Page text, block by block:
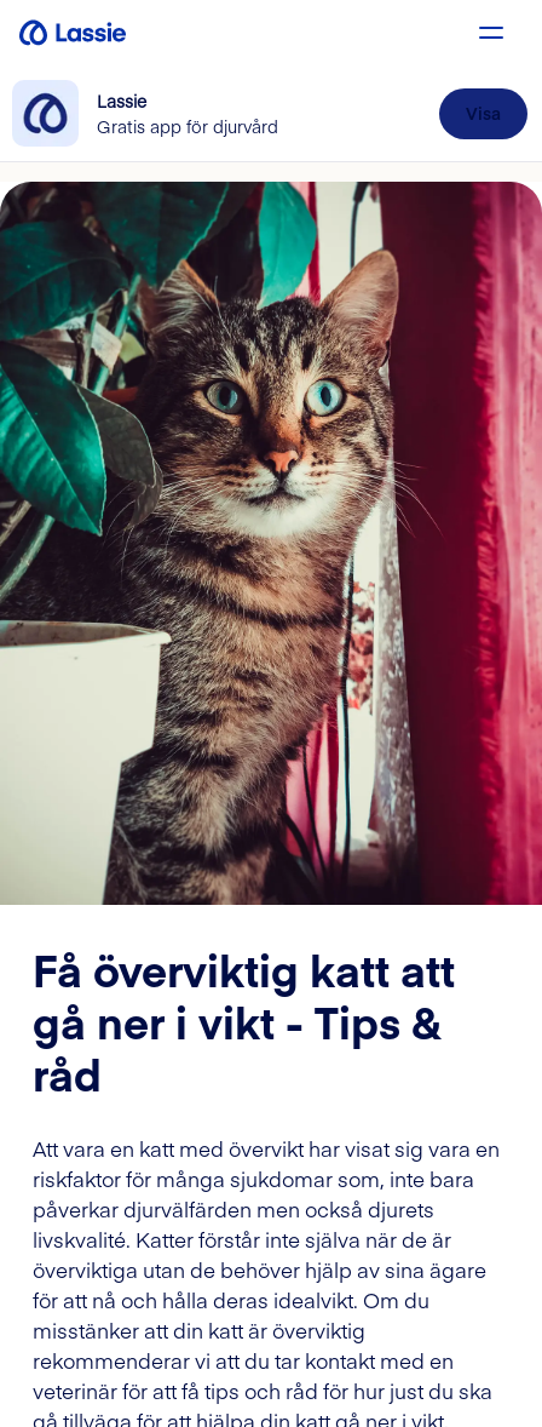
Lassie
Gratis app för djurvård
Visa
Få överviktig katt att
gå ner i vikt - Tips &
råd
Att vara en katt med övervikt har visat sig vara en
riskfaktor för många sjukdomar som, inte bara
påverkar djurvälfärden men också djurets
livskvalité. Katter förstår inte själva när de är
överviktiga utan de behöver hjälp av sina ägare
för att nå och hålla deras idealvikt. Om du
misstänker att din katt är överviktig
rekommenderar vi att du tar kontakt med en
veterinär för att få tips och råd för hur just du ska